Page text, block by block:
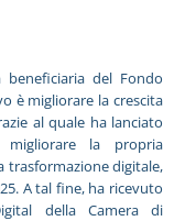
beneficiaria del Fondo
è migliorare la crescita
al quale ha lanciato
la propria
trasformazione digitale,
A tal fine, ha ricevuto
della Camera di